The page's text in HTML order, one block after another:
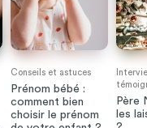
Conseils et astuces
Prénom bébé :
comment bien
choisir le prénom
Père
les